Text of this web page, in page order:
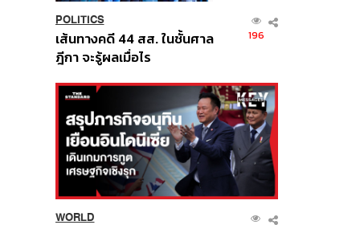
POLITICS
เส้นทางคดี 44 สส. ในชั้นศาล
ฎีกา จะรู้ผลเมื่อไร
196
WORLD